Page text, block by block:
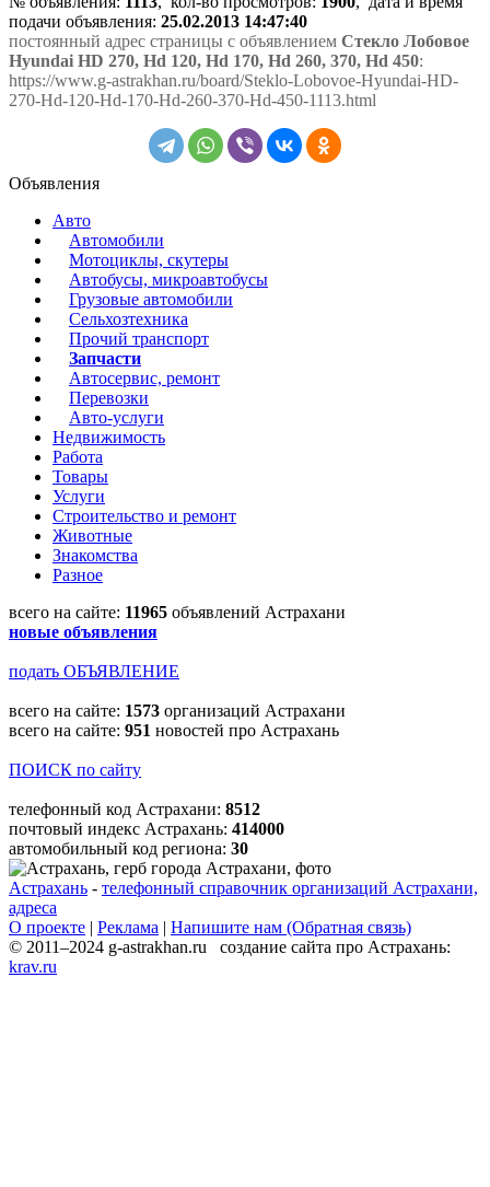
подачи объявления: 25.02.2013 14:47:40
постоянный адрес страницы с объявлением Стекло Лобовое
Hyundai HD 270, Hd 120, Hd 170, Hd 260, 370, Hd 450:
https://www.g-astrakhan.ru/board/Steklo-Lobovoe-Hyundai-HD-
270-Hd-120-Hd-170-Hd-260-370-Hd-450-1113.html
Объявления
Авто
Автомобили
Мотоциклы, скутеры
Автобусы, микроавтобусы
Грузовые автомобили
Сельхозтехника
Прочий транспорт
Запчасти
Автосервис, ремонт
Перевозки
Авто-услуги
Недвижимость
Работа
Товары
Услуги
Строительство и ремонт
Животные
Знакомства
Разное
всего на сайте: 11965 объявлений Астрахани
новые объявления
подать ОБЪЯВЛЕНИЕ
всего на сайте: 1573 организаций Астрахани
всего на сайте: 951 новостей про Астрахань
ПОИСК по сайту
телефонный код Астрахани: 8512
почтовый индекс Астрахань: 414000
автомобильный код региона: 30
Астрахань - телефонный справочник организаций Астрахани,
адреса
О проекте | Реклама | Напишите нам (Обратная связь)
© 2011–2024 g-astrakhan.ru создание сайта про Астрахань:
krav.ru